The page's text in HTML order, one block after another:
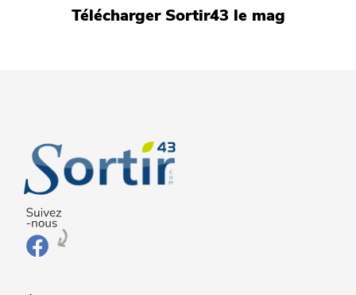
Télécharger Sortir43 le mag